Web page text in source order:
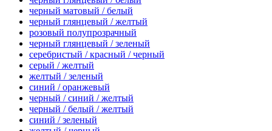
черный матовый / белый
черный глянцевый / желтый
розовый полупрозрачный
черный глянцевый / зеленый
серебристый / красный / черный
серый / желтый
желтый / зеленый
синий / оранжевый
черный / синий / желтый
черный / белый / желтый
синий / зеленый